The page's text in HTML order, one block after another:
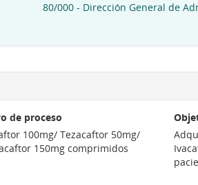
80/000 - Dirección General de
de proceso
100mg/ Tezacaftor 50mg/
150mg comprimidos